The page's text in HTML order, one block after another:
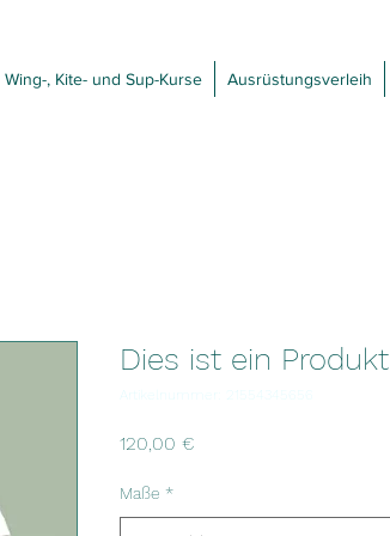
Wing-, Kite- und Sup-Kurse Ausrüstungsverleih
Dies ist ein Produkt
Artikelnummer: 21554345656
120,00 €
Maße *